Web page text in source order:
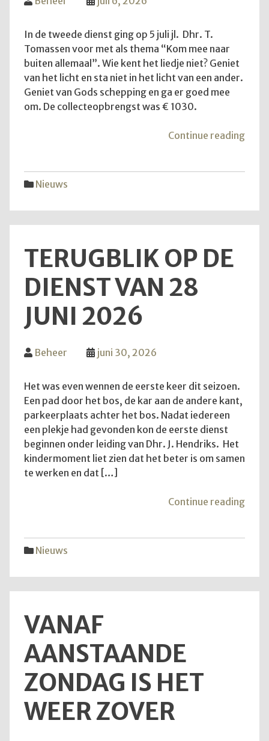
In de tweede dienst ging op 5 juli jl. Dhr. T.
Tomassen voor met als thema “Kom mee naar
buiten allemaal”. Wie kent het liedje niet? Geniet
van het licht en sta niet in het licht van een ander.
Geniet van Gods schepping en ga er goed mee
om. De collecteopbrengst was € 1030.
Continue reading
Nieuws
TERUGBLIK OP DE
DIENST VAN 28
JUNI 2026
Beheer juni 30, 2026
Het was even wennen de eerste keer dit seizoen.
Een pad door het bos, de kar aan de andere kant,
parkeerplaats achter het bos. Nadat iedereen
een plekje had gevonden kon de eerste dienst
beginnen onder leiding van Dhr. J. Hendriks. Het
kindermoment liet zien dat het beter is om samen
te werken en dat […]
Continue reading
Nieuws
VANAF
AANSTAANDE
ZONDAG IS HET
WEER ZOVER